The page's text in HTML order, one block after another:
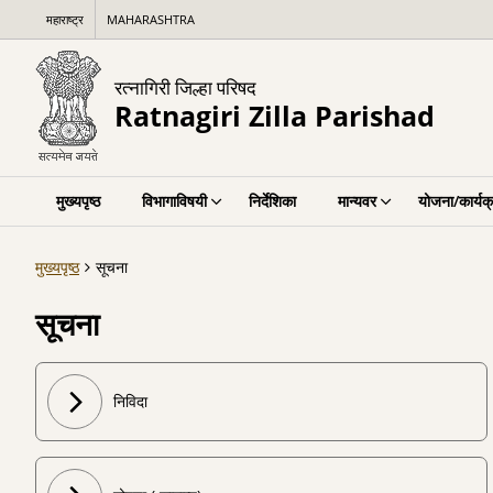
महाराष्ट्र MAHARASHTRA
रत्नागिरी जिल्हा परिषद
Ratnagiri Zilla Parishad
मुख्यपृष्ठ विभागाविषयी निर्देशिका मान्यवर योजना/
मुख्यपृष्ठ सूचना
सूचना
निविदा